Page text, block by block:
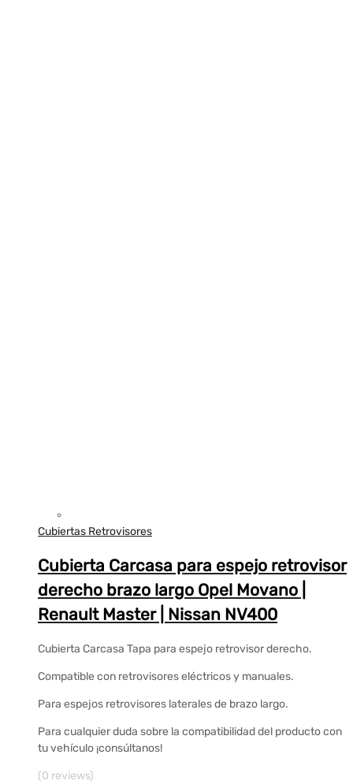
Cubiertas Retrovisores
Cubierta Carcasa para espejo retrovisor
derecho brazo largo Opel Movano |
Renault Master | Nissan NV400
Cubierta Carcasa Tapa para espejo retrovisor derecho.
Compatible con retrovisores eléctricos y manuales.
Para espejos retrovisores laterales de brazo largo.
Para cualquier duda sobre la compatibilidad del producto con
tu vehículo ¡consúltanos!
(0 reviews)